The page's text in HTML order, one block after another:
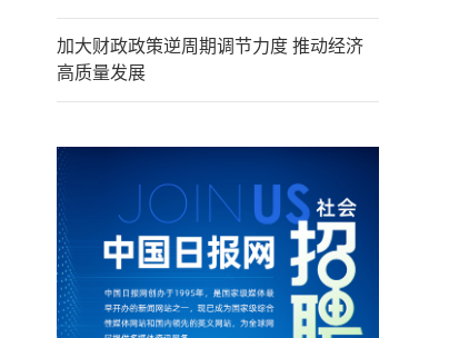
加大财政政策逆周期调节力度 推动经济
高质量发展